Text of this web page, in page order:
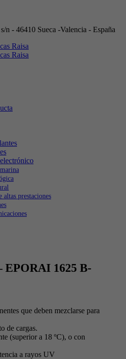
n - 46410 Sueca -Valencia - España
altas prestaciones
EPORAI 1625 B-
que deben mezclarse para
de cargas.
(superior a 18 ºC), o con
a rayos UV